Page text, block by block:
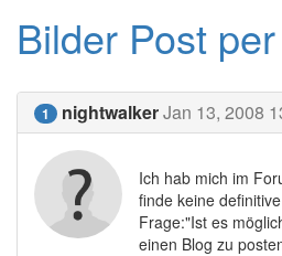
Bilder Post
1 nightwalkerJan 13, 2008
Ich hab mich im
finde keine
Frage:"Ist es
einen Blog zu